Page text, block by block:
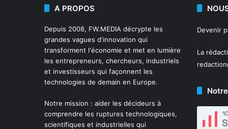
A PROPOS
Depuis 2008, FW.MEDIA décrypte les
grandes vagues d'innovation qui
transforment l'économie et met en lumière
les entrepreneurs, chercheurs, industriels
et investisseurs qui façonnent les
technologies de demain en Europe.
Notre mission : aider les décideurs à
comprendre les ruptures technologiques,
scientifiques et industrielles qui
Devenir
La